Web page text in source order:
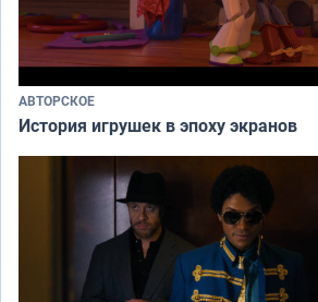
АВТОРСКОЕ
История игрушек в эпоху экранов